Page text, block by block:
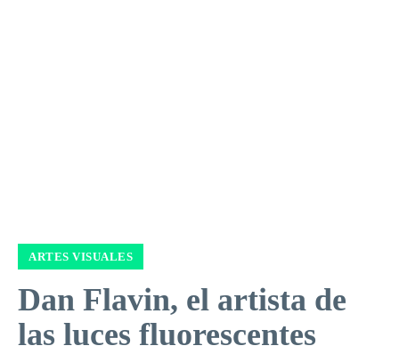
ARTES VISUALES
Dan Flavin, el artista de
las luces fluorescentes